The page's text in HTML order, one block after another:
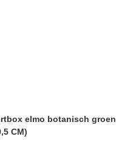
elmo botanisch groen
CM)